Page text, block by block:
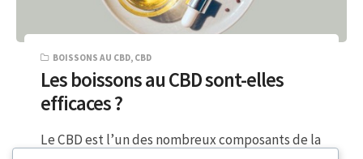
BOISSONS AU CBD, CBD
Les boissons au CBD sont-elles
efficaces ?
Le CBD est l’un des nombreux composants de la